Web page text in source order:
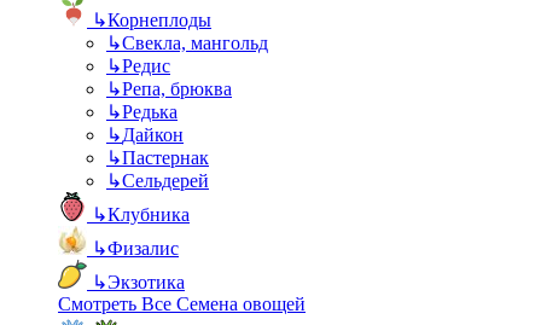
↳Корнеплоды
↳Свекла, мангольд
↳Редис
↳Репа, брюква
↳Редька
↳Дайкон
↳Пастернак
↳Сельдерей
↳Клубника
↳Физалис
↳Экзотика
Смотреть Все Семена овощей